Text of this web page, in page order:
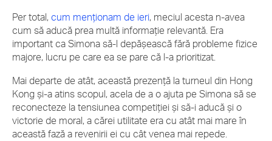
Per total, cum menționam de ieri, meciul acesta n-avea
cum să aducă prea multă informație relevantă. Era
important ca Simona să-l depășească fără probleme fizice
majore, lucru pe care ea se pare că l-a prioritizat.
Mai departe de atât, această prezență la turneul din Hong
Kong și-a atins scopul, acela de a o ajuta pe Simona să se
reconecteze la tensiunea competiției și să-i aducă și o
victorie de moral, a cărei utilitate era cu atât mai mare în
această fază a revenirii ei cu cât venea mai repede.